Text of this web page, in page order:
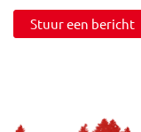
Stuur een bericht